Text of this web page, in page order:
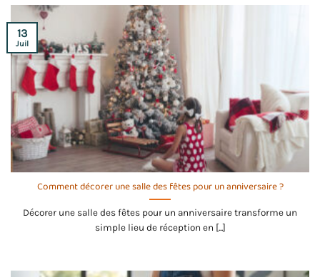
Comment décorer une salle des fêtes pour un anniversaire ?
Décorer une salle des fêtes pour un anniversaire transforme un
simple lieu de réception en [...]
13
Juil